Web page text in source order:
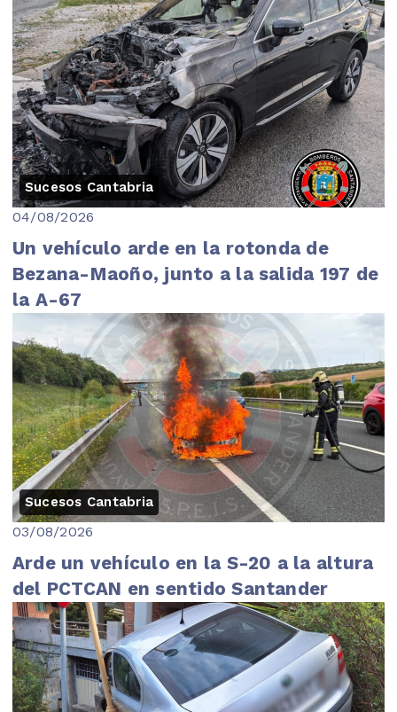
un coche
Sucesos Cantabria
04/08/2026
Un vehículo arde en la rotonda de
Bezana-Maoño, junto a la salida 197 de
la A-67
Sucesos Cantabria
03/08/2026
Arde un vehículo en la S-20 a la altura
del PCTCAN en sentido Santander